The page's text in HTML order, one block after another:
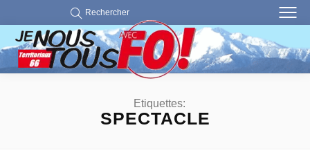
Rechercher
Etiquettes:
SPECTACLE